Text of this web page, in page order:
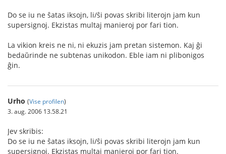
Do se iu ne ŝatas iksojn, li/ŝi povas skribi literojn jam kun
supersignoj. Ekzistas multaj manieroj por fari tion.
La vikion kreis ne ni, ni ekuzis jam pretan sistemon. Kaj ĝi
bedaŭrinde ne subtenas unikodon. Eble iam ni plibonigos
ĝin.
Urho (Vise profilen)
3. aug. 2006 13.58.21
Jev skribis:
Do se iu ne ŝatas iksojn, li/ŝi povas skribi literojn jam kun
supersignoj. Ekzistas multaj manieroj por fari tion.